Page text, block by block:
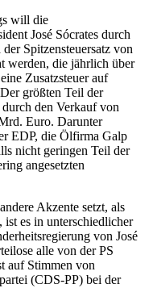
will die
José Sócrates durch
Spitzensteuersatz von
werden, die jährlich über
Zusatzsteuer auf
größten Teil der
den Verkauf von
Euro. Darunter
EDP, die Ölfirma Galp
nicht geringen Teil der
angesetzten
Akzente setzt, als
ist es in unterschiedlicher
von José
alle von der PS
auf Stimmen von
(CDS-PP) bei der